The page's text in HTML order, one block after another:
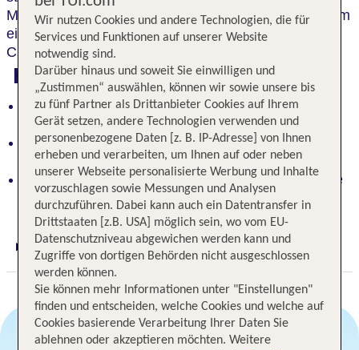
Mit viel Liebe zum Detail zeigt sich das Hotel in einem
einzigartigen,regionalen und zugleich modernem
Charakter.
Highlights
Ruhiges Refugium inmitten eines idyllischen
Landschaftsparks mit Pinien
Einzigartiges Ambiente mit regionalen Akzenten
und modernem Charme
Bekanntes Restaurant mit ausgezeichneter Küche
auf dem Gelände
Digitaler und telefonischer 24/7 TUI Service
Wir nutzen Cookies und andere Technologien, die für
Services und Funktionen auf unserer Website
notwendig sind.
Darüber hinaus und soweit Sie einwilligen und
„Zustimmen“ auswählen, können wir sowie unsere bis
zu fünf Partner als Drittanbieter Cookies auf Ihrem
Gerät setzen, andere Technologien verwenden und
personenbezogene Daten [z. B. IP-Adresse] von Ihnen
erheben und verarbeiten, um Ihnen auf oder neben
unserer Webseite personalisierte Werbung und Inhalte
vorzuschlagen sowie Messungen und Analysen
durchzuführen. Dabei kann auch ein Datentransfer in
Drittstaaten [z.B. USA] möglich sein, wo vom EU-
Datenschutzniveau abgewichen werden kann und
Zugriffe von dortigen Behörden nicht ausgeschlossen
werden können.
Sie können mehr Informationen unter "Einstellungen"
finden und entscheiden, welche Cookies und welche auf
Cookies basierende Verarbeitung Ihrer Daten Sie
ablehnen oder akzeptieren möchten. Weitere